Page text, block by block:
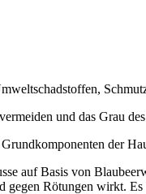
und das Grau
der
auf Basis von
Rötungen wirkt.